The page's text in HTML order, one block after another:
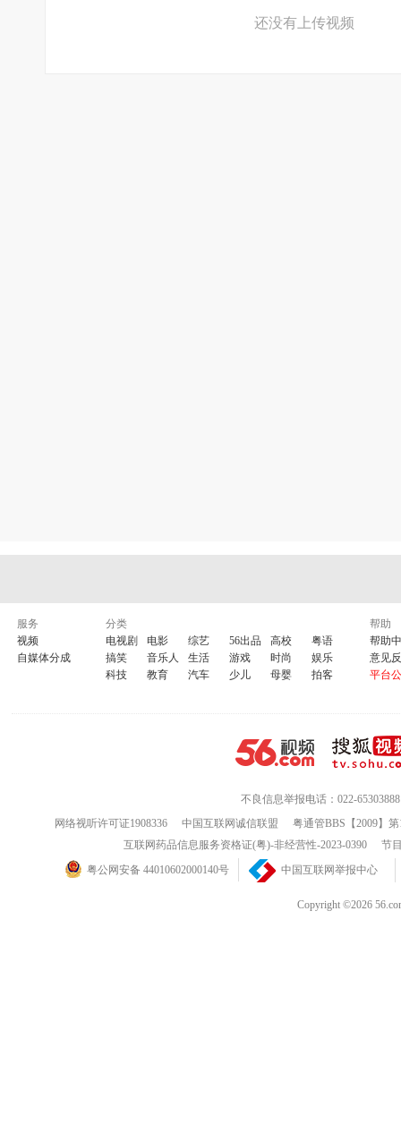
还没有上传视频
服务
视频
自媒体分成
分类
电视剧
电影 综艺 56出品 高校
粤语
搞笑
音乐人 生活 游戏 时尚
娱乐
科技
教育 汽车 少儿 母婴 拍客
帮助
帮助
意见
平台
不良信息举报电话：022-65303888
网络视听许可证1908336
中国互联网诚信联盟
粤通管BBS【2009】
互联网药品信息服务资格证(粤)-非经营性-2023-0390
节
粤公网安备 44010602000140号
中国互联网举报中心
Copyright ©2026